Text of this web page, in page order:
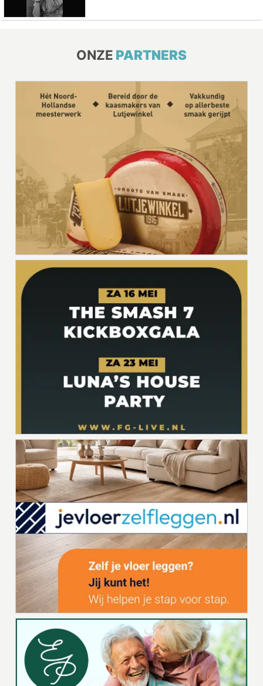
ONZE PARTNERS